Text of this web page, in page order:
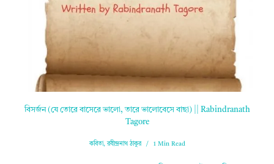
বিসর্জন (যে তোরে বাসেরে ভালো, তারে ভালোবেসে বাছা) || Rabindranath
Tagore
কবিতা,রবীন্দ্রনাথ ঠাকুর 1 Min Read